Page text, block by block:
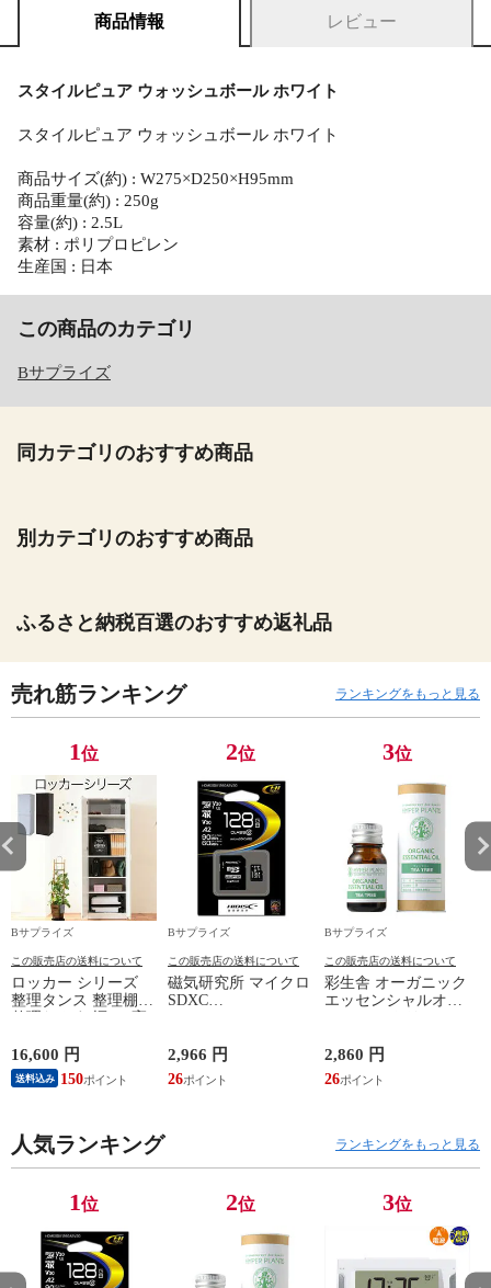
商品情報 レビュー
スタイルピュア ウォッシュボール ホワイト
スタイルピュア ウォッシュボール ホワイト
商品サイズ(約) : W275×D250×H95mm
商品重量(約) : 250g
容量(約) : 2.5L
素材 : ポリプロピレン
生産国 : 日本
この商品のカテゴリ
Bサプライズ
同カテゴリのおすすめ商品
別カテゴリのおすすめ商品
ふるさと納税百選のおすすめ返礼品
売れ筋ランキング ランキングをもっと見る
1位
Bサプライズ
この販売店の送料について
ロッカー シリーズ
整理タンス 整理棚
整理たんす 幅 60 高
ーゼット 棚 衣類収
納 服 洋服 衣類 収納
洋タンス 洋服ダンス
16,600 円
送料込み 150
2位
Bサプライズ
この販売店の送料について
磁気研究所 マイクロ
SDXC
2,966 円
26
3位
Bサプライズ
この販売店の送料について
彩生舎 オーガニック
エッセンシャルオイ
2,860 円
26
人気ランキング ランキングをもっと見る
1位 2位 3位